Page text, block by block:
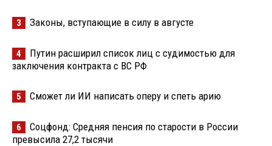
3 Законы, вступающие в силу в августе
4
Путин расширил список лиц с судимостью для
заключения контракта с ВС РФ
5 Сможет ли ИИ написать оперу и спеть арию
6
Соцфонд: Средняя пенсия по старости в России
превысила 27,2 тысячи